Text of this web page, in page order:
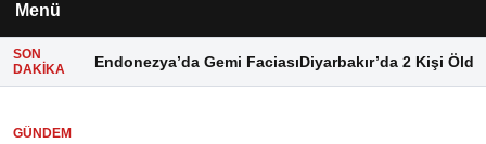
Menü
SON
DAKIKA
Endonezya’da Gemi FaciasıDiyarbakır’da 2 Kişi Öldü
GÜNDEM